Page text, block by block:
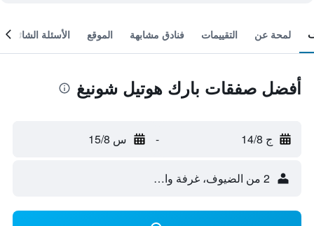
لمحة عن التقييمات فنادق مشابهة الموقع الأسئلة الشائعة
أفضل صفقات بارك هوتيل شونيغ
ج 14/8 - س 15/8
2 من الضيوف، غرفة واحدة